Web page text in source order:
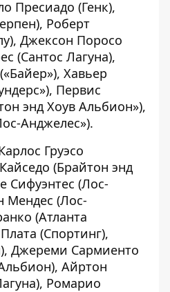
Пресиадо (Генк),
Роберт
Джексон Поросо
(Сантос Лагуна),
Хавьер
Первис
энд Хоув Альбион»),
Анджелес»).
Груэсо
(Брайтон энд
Сифуэнтес (Лос-
Мендес (Лос-
(Атланта
(Спортинг),
Джереми Сармиенто
Айртон
Ромарио